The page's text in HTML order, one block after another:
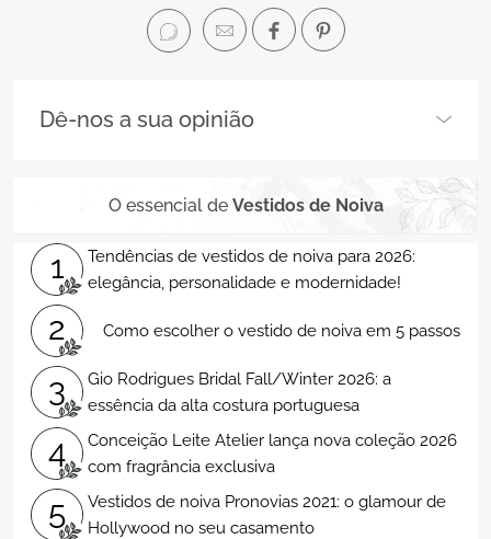
Dê-nos a sua opinião
O essencial de Vestidos de Noiva
1
Tendências de vestidos de noiva para 2026:
elegância, personalidade e modernidade!
2 Como escolher o vestido de noiva em 5 passos
3
Gio Rodrigues Bridal Fall/Winter 2026: a
essência da alta costura portuguesa
4
Conceição Leite Atelier lança nova coleção 2026
com fragrância exclusiva
5
Vestidos de noiva Pronovias 2021: o glamour de
Hollywood no seu casamento